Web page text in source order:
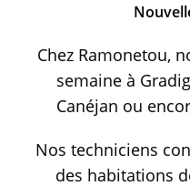
Chez Ramonetou,
semaine à
Canéjan ou
Nos techniciens
des habitations